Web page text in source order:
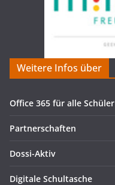
Weitere Infos über
Office 365 für alle Schüler
Partnerschaften
Dossi-Aktiv
Digitale Schultasche